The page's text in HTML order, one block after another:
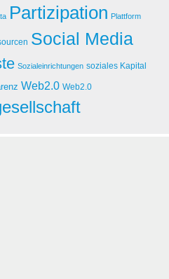
Partizipation Plattform
Social Media
Sozialeinrichtungen soziales Kapital
Web2.0 Web2.0